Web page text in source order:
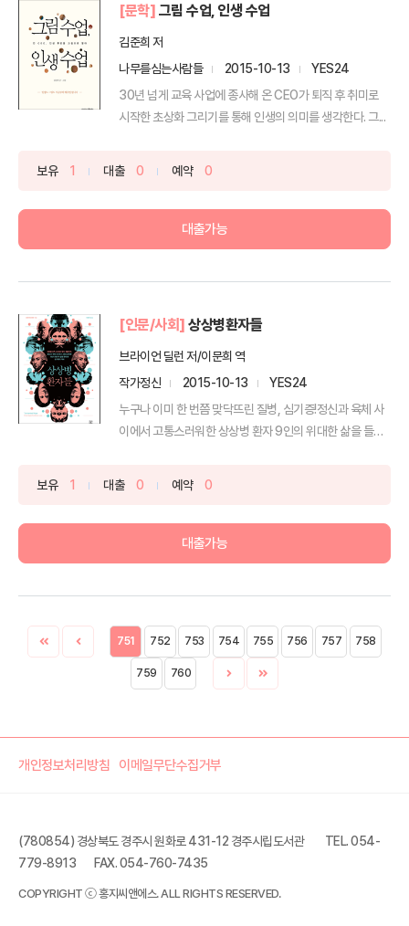
[문학] 그림 수업, 인생 수업
김준희 저
나무를심는사람들
2015-10-13
YES24
30년 넘게 교육 사업에 종사해 온 CEO가 퇴직 후 취미로
시작한 초상화 그리기를 통해 인생의 의미를 생각한다. 그...
보유 1 대출 0 예약 0
대출가능
[인문/사회] 상상병환자들
브라이언 딜런 저/이문희 역
작가정신
2015-10-13
YES24
누구나 이미 한 번쯤 맞닥뜨린 질병, 심기증!정신과 육체 사
이에서 고통스러워한 상상병 환자 9인의 위대한 삶을 들여
보유 1 대출 0 예약 0
대출가능
751 752 753 754 755 756 757 758
759 760
개인정보처리방침 이메일무단수집거부
(780854) 경상북도 경주시 원화로 431-12 경주시립도서관
TEL. 054-
779-8913
FAX. 054-760-7435
COPYRIGHT ⓒ 홍지씨앤에스. ALL RIGHTS RESERVED.